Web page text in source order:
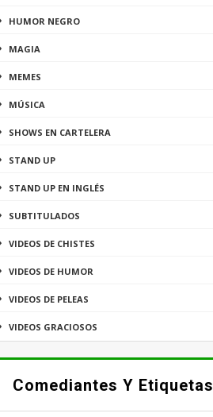
HUMOR NEGRO
MAGIA
MEMES
MÚSICA
SHOWS EN CARTELERA
STAND UP
STAND UP EN INGLÉS
SUBTITULADOS
VIDEOS DE CHISTES
VIDEOS DE HUMOR
VIDEOS DE PELEAS
VIDEOS GRACIOSOS
Comediantes Y Etiquetas